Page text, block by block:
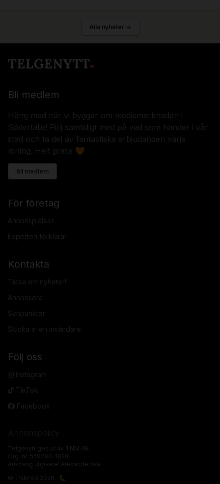
Alla nyheter →
Bli medlem
Häng med när vi bygger om mediemarknaden i
Södertälje! Följ samtidigt med på vad som händer i vår
stad och ta del av fantastiska erbjudanden varje
löning. Helt gratis 🧡
Bli medlem
För företag
Annonsplatser
Experten förklarar
Kontakta
Tipsa om nyheter!
Annonsera
Synpunkter
Skicka in en insändare
Följ oss
Instagram
TikTok
Facebook
Telgenytt ges ut av TNM AB.
Org. nr: 559284-1828
Ansvarig utgivare: Alexander Isa
© TNM AB 2026.
🐛